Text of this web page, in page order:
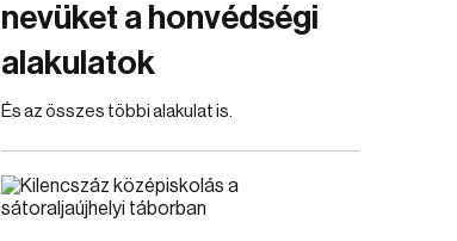
nevüket a honvédségi
alakulatok
És az összes többi alakulat is.